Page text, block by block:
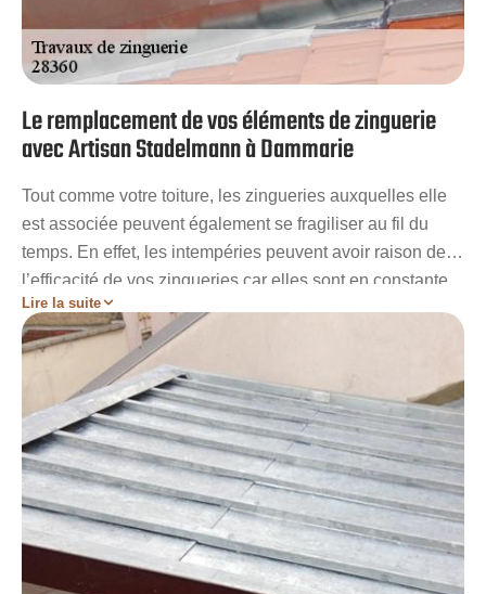
Le remplacement de vos éléments de zinguerie
avec Artisan Stadelmann à Dammarie
Tout comme votre toiture, les zingueries auxquelles elle
est associée peuvent également se fragiliser au fil du
temps. En effet, les intempéries peuvent avoir raison de
l’efficacité de vos zingueries car elles sont en constante
interaction avec l’extérieur. Il est urgent de songer à
remplacer ces éléments de toiture aux plus vite dans le
cas où les dégâts sont trop important. Quel que soit les
zingueries de toiture à travailler, l’entreprise Artisan
Stadelmann vous garantira des prestations de haut
niveau pour leur remplacement. Avec les services de
notre entreprise, vos nouvelles zingueries respecteront
toutes les normes.
Lire la suite